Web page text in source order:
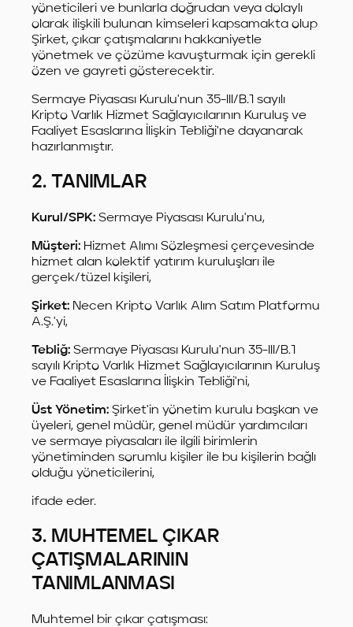
yöneticileri ve bunlarla doğrudan veya dolaylı
olarak ilişkili bulunan kimseleri kapsamakta olup
Şirket, çıkar çatışmalarını hakkaniyetle
yönetmek ve çözüme kavuşturmak için gerekli
özen ve gayreti gösterecektir.
Sermaye Piyasası Kurulu'nun 35-III/B.1 sayılı
Kripto Varlık Hizmet Sağlayıcılarının Kuruluş ve
Faaliyet Esaslarına İlişkin Tebliği'ne dayanarak
hazırlanmıştır.
2. TANIMLAR
Kurul/SPK: Sermaye Piyasası Kurulu'nu,
Müşteri: Hizmet Alımı Sözleşmesi çerçevesinde
hizmet alan kolektif yatırım kuruluşları ile
gerçek/tüzel kişileri,
Şirket: Necen Kripto Varlık Alım Satım Platformu
A.Ş.'yi,
Tebliğ: Sermaye Piyasası Kurulu'nun 35-III/B.1
sayılı Kripto Varlık Hizmet Sağlayıcılarının Kuruluş
ve Faaliyet Esaslarına İlişkin Tebliği'ni,
Üst Yönetim: Şirket'in yönetim kurulu başkan ve
üyeleri, genel müdür, genel müdür yardımcıları
ve sermaye piyasaları ile ilgili birimlerin
yönetiminden sorumlu kişiler ile bu kişilerin bağlı
olduğu yöneticilerini,
ifade eder.
3. MUHTEMEL ÇIKAR
ÇATIŞMALARININ
TANIMLANMASI
Muhtemel bir çıkar çatışması: